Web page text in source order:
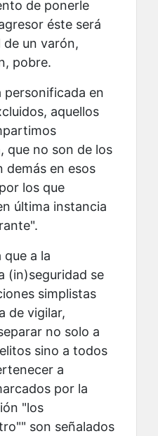
de ponerle
éste será
un varón,
pobre.
personificada en
aquellos
que no son de los
demás en esos
los que
última instancia
que a la
(in)seguridad se
simplistas
de vigilar,
no solo a
sino a todos
a
por la
"los
son señalados